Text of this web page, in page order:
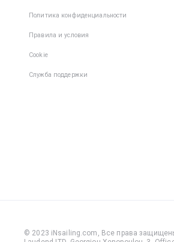
Политика конфиденциальности
Правила и условия
Cookie
Служба поддержки
© 2023 iNsailing.com, Все права